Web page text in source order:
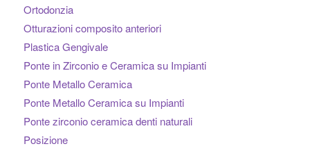
Ortodonzia
Otturazioni composito anteriori
Plastica Gengivale
Ponte in Zirconio e Ceramica su Impianti
Ponte Metallo Ceramica
Ponte Metallo Ceramica su Impianti
Ponte zirconio ceramica denti naturali
Posizione